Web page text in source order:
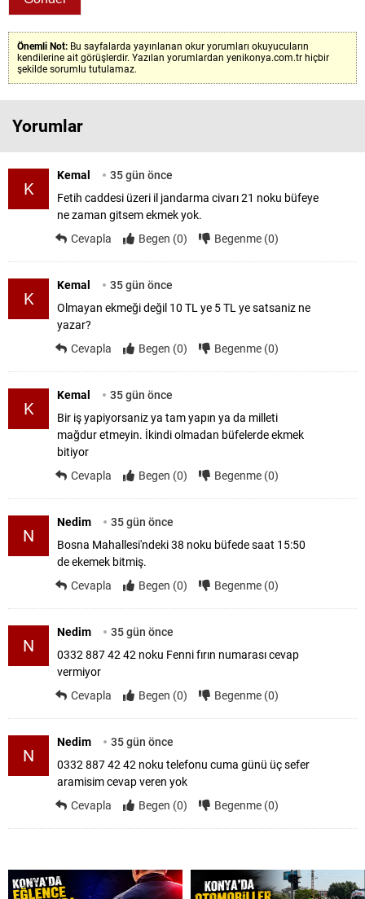
Önemli Not: Bu sayfalarda yayınlanan okur yorumları okuyucuların
kendilerine ait görüşlerdir. Yazılan yorumlardan yenikonya.com.tr hiçbir
şekilde sorumlu tutulamaz.
Yorumlar
K
Kemal
35 gün önce
Fetih caddesi üzeri il jandarma civarı 21 noku büfeye
ne zaman gitsem ekmek yok.
Cevapla
Begen (0) Begenme (0)
K
Kemal
35 gün önce
Olmayan ekmeği değil 10 TL ye 5 TL ye satsaniz ne
yazar?
Cevapla
Begen (0) Begenme (0)
K
Kemal
35 gün önce
Bir iş yapiyorsaniz ya tam yapın ya da milleti
mağdur etmeyin. İkindi olmadan büfelerde ekmek
bitiyor
Cevapla
Begen (0) Begenme (0)
N
Nedim
35 gün önce
Bosna Mahallesi'ndeki 38 noku büfede saat 15:50
de ekemek bitmiş.
Cevapla
Begen (0) Begenme (0)
N
Nedim
35 gün önce
0332 887 42 42 noku Fenni fırın numarası cevap
vermiyor
Cevapla
Begen (0) Begenme (0)
N
Nedim
35 gün önce
0332 887 42 42 noku telefonu cuma günü üç sefer
aramisim cevap veren yok
Cevapla
Begen (0) Begenme (0)